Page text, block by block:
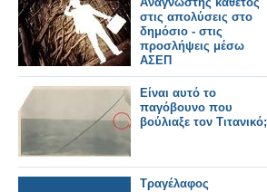
στις απολύσεις στο
δημόσιο - στις
προσλήψεις μέσω
ΑΣΕΠ
Είναι αυτό το
παγόβουνο που
βούλιαξε τον Τιτανικό;
Τραγέλαφος